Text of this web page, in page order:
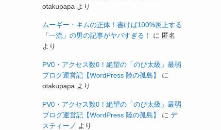
otakupapa より
ムーギー・キムの正体！書けば100%炎上する
「一流」の男の記事がヤバすぎる！
に 匿名
より
PV0・アクセス数0！絶望の「のび太級」最弱
ブログ運営記【WordPress 陸の孤島】
に
otakupapa より
PV0・アクセス数0！絶望の「のび太級」最弱
ブログ運営記【WordPress 陸の孤島】
に デ
スティーノ より